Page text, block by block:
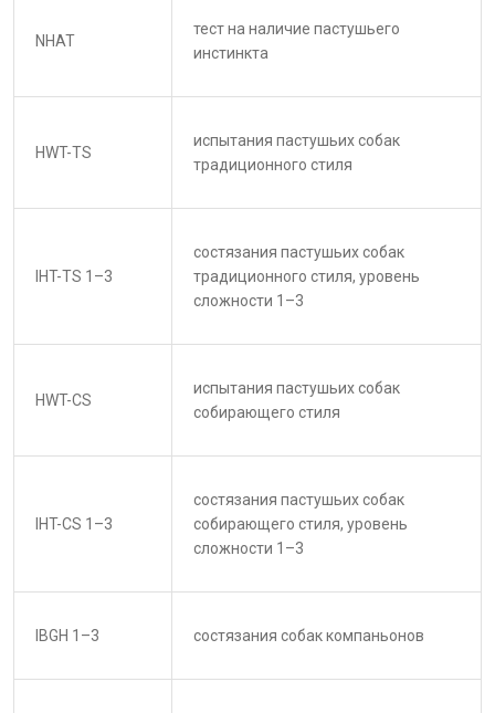
NHAT
тест на наличие пастушьего
инстинкта
HWT-TS
испытания пастушьих собак
традиционного стиля
IHT-TS 1–3
состязания пастушьих собак
традиционного стиля, уровень
сложности 1–3
HWT-CS
испытания пастушьих собак
собирающего стиля
IHT-CS 1–3
состязания пастушьих собак
собирающего стиля, уровень
сложности 1–3
IBGH 1–3 состязания собак компаньонов